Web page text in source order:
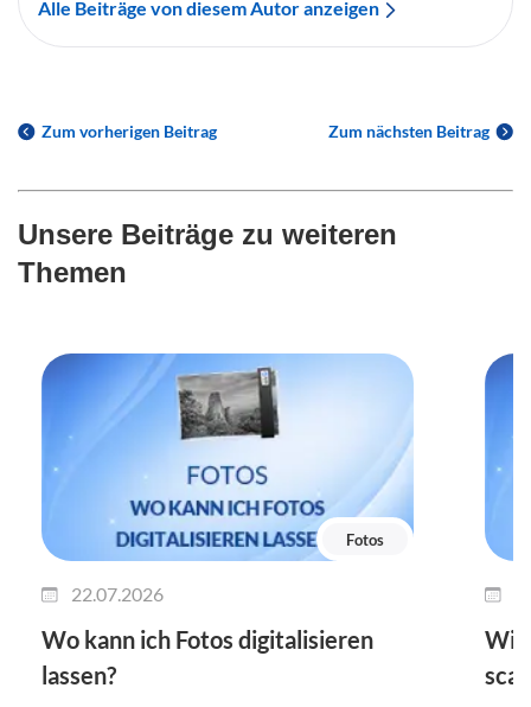
Alle Beiträge von diesem Autor anzeigen
Zum vorherigen Beitrag Zum nächsten Beitrag
Unsere Beiträge zu weiteren
Themen
Fotos
22.07.2026
Wo kann ich Fotos digitalisieren
lassen?
Wie